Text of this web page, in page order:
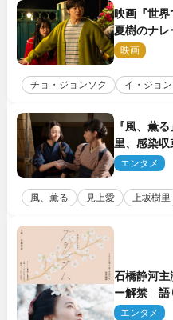
映画『世界
夏樹のナレ
れ出る温か
映画
チョ・ジョンソク イ・ジョ
『風、薫る
里、感染
バディは最
エンタメ
風、薫る 見上愛 上坂樹里
石橋静河主
ー解禁 語
エンタメ